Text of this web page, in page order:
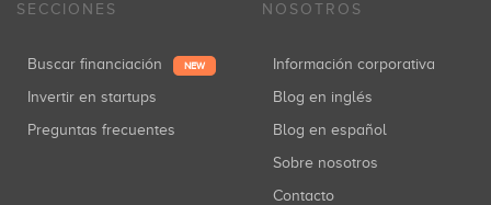
SECCIONES
Buscar financiación NEW
Invertir en startups
Preguntas frecuentes
NOSOTROS
Información corporativa
Blog en inglés
Blog en español
Sobre nosotros
Contacto